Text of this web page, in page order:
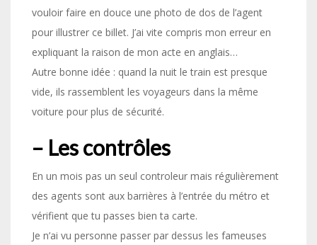
vouloir faire en douce une photo de dos de l’agent
pour illustrer ce billet. J’ai vite compris mon erreur en
expliquant la raison de mon acte en anglais…
Autre bonne idée : quand la nuit le train est presque
vide, ils rassemblent les voyageurs dans la même
voiture pour plus de sécurité.
– Les contrôles
En un mois pas un seul controleur mais régulièrement
des agents sont aux barrières à l’entrée du métro et
vérifient que tu passes bien ta carte.
Je n’ai vu personne passer par dessus les fameuses